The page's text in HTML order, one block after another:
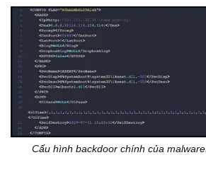
Cấu hình backdoor chính của